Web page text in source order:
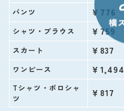
パンツ ￥776
シャツ・ブラウス ￥759
スカート ￥837
ワンピース ￥1,494
Tシャツ・ポロシャ
ツ
￥817